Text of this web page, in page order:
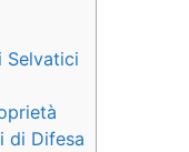
Selvatici
di Difesa